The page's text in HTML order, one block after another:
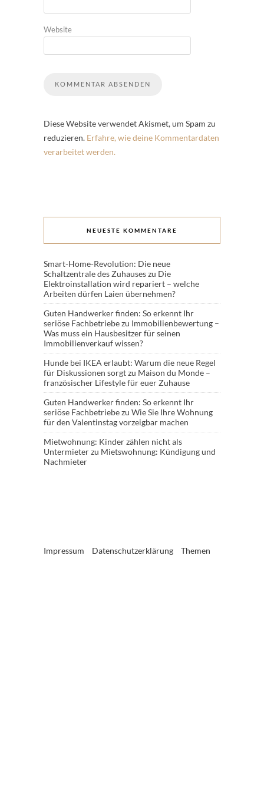
Website
Diese Website verwendet Akismet, um Spam zu
reduzieren. Erfahre, wie deine Kommentardaten
verarbeitet werden.
NEUESTE KOMMENTARE
Smart-Home-Revolution: Die neue
Schaltzentrale des Zuhauseszu Die
Elektroinstallation wird repariert – welche
Arbeiten dürfen Laien übernehmen?
Guten Handwerker finden: So erkennt Ihr
seriöse Fachbetriebezu Immobilienbewertung –
Was muss ein Hausbesitzer für seinen
Immobilienverkauf wissen?
Hunde bei IKEA erlaubt: Warum die neue Regel
für Diskussionen sorgtzu Maison du Monde –
französischer Lifestyle für euer Zuhause
Guten Handwerker finden: So erkennt Ihr
seriöse Fachbetriebezu Wie Sie Ihre Wohnung
für den Valentinstag vorzeigbar machen
Mietwohnung: Kinder zählen nicht als
Untermieterzu Mietswohnung: Kündigung und
Nachmieter
Impressum Datenschutzerklärung Themen